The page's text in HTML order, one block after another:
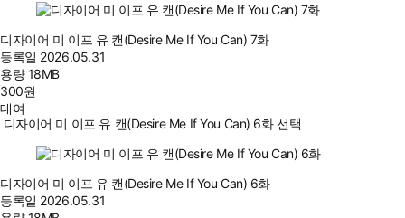
디자이어 미 이프 유 캔(Desire Me If You Can) 7화
등록일 2026.05.31
용량18MB
300원
대여
디자이어 미 이프 유 캔(Desire Me If You Can) 6화 선택
디자이어 미 이프 유 캔(Desire Me If You Can) 6화
등록일 2026.05.31